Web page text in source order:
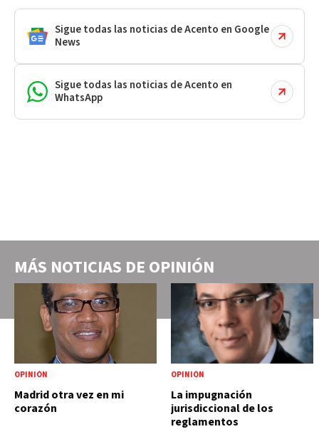
Sigue todas las noticias de Acento en Google
News
Sigue todas las noticias de Acento en
WhatsApp
MÁS NOTICIAS DE OPINIÓN
OPINIÓN
Madrid otra vez en mi
corazón
OPINIÓN
La impugnación
jurisdiccional de los
reglamentos